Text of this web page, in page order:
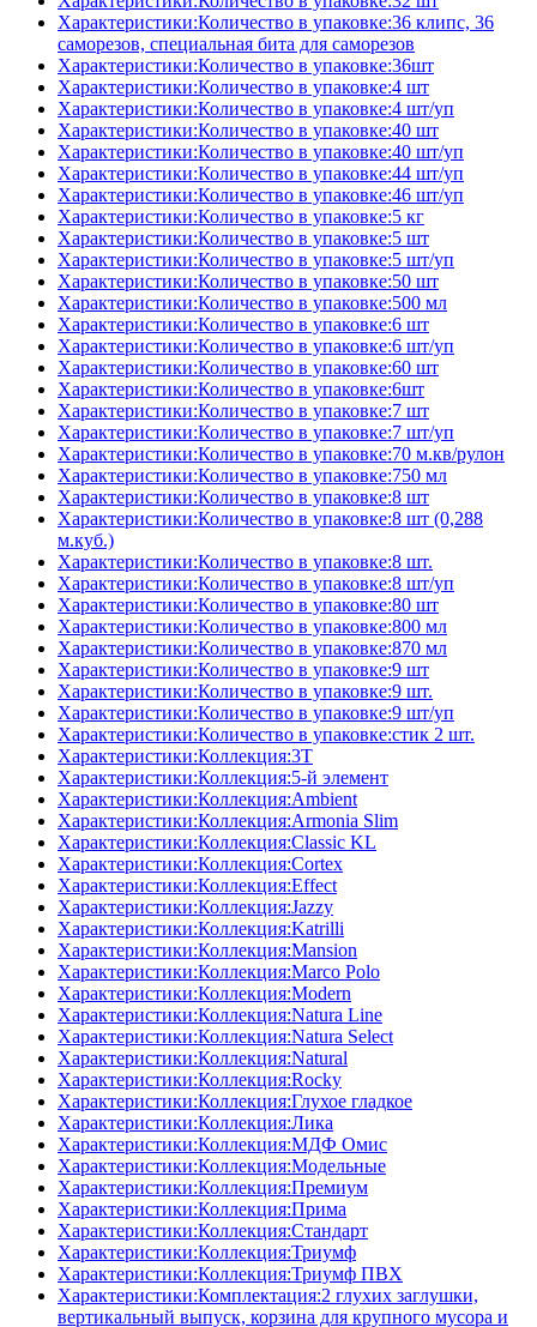
Характеристики:Количество в упаковке:36 клипс, 36
саморезов, специальная бита для саморезов
Характеристики:Количество в упаковке:36шт
Характеристики:Количество в упаковке:4 шт
Характеристики:Количество в упаковке:4 шт/уп
Характеристики:Количество в упаковке:40 шт
Характеристики:Количество в упаковке:40 шт/уп
Характеристики:Количество в упаковке:44 шт/уп
Характеристики:Количество в упаковке:46 шт/уп
Характеристики:Количество в упаковке:5 кг
Характеристики:Количество в упаковке:5 шт
Характеристики:Количество в упаковке:5 шт/уп
Характеристики:Количество в упаковке:50 шт
Характеристики:Количество в упаковке:500 мл
Характеристики:Количество в упаковке:6 шт
Характеристики:Количество в упаковке:6 шт/уп
Характеристики:Количество в упаковке:60 шт
Характеристики:Количество в упаковке:6шт
Характеристики:Количество в упаковке:7 шт
Характеристики:Количество в упаковке:7 шт/уп
Характеристики:Количество в упаковке:70 м.кв/рулон
Характеристики:Количество в упаковке:750 мл
Характеристики:Количество в упаковке:8 шт
Характеристики:Количество в упаковке:8 шт (0,288
м.куб.)
Характеристики:Количество в упаковке:8 шт.
Характеристики:Количество в упаковке:8 шт/уп
Характеристики:Количество в упаковке:80 шт
Характеристики:Количество в упаковке:800 мл
Характеристики:Количество в упаковке:870 мл
Характеристики:Количество в упаковке:9 шт
Характеристики:Количество в упаковке:9 шт.
Характеристики:Количество в упаковке:9 шт/уп
Характеристики:Количество в упаковке:стик 2 шт.
Характеристики:Коллекция:3T
Характеристики:Коллекция:5-й элемент
Характеристики:Коллекция:Ambient
Характеристики:Коллекция:Armonia Slim
Характеристики:Коллекция:Classic KL
Характеристики:Коллекция:Cortex
Характеристики:Коллекция:Effect
Характеристики:Коллекция:Jazzy
Характеристики:Коллекция:Katrilli
Характеристики:Коллекция:Mansion
Характеристики:Коллекция:Marco Polo
Характеристики:Коллекция:Modern
Характеристики:Коллекция:Natura Line
Характеристики:Коллекция:Natura Select
Характеристики:Коллекция:Natural
Характеристики:Коллекция:Rocky
Характеристики:Коллекция:Глухое гладкое
Характеристики:Коллекция:Лика
Характеристики:Коллекция:МДФ Омис
Характеристики:Коллекция:Модельные
Характеристики:Коллекция:Премиум
Характеристики:Коллекция:Прима
Характеристики:Коллекция:Стандарт
Характеристики:Коллекция:Триумф
Характеристики:Коллекция:Триумф ПВХ
Характеристики:Комплектация:2 глухих заглушки,
вертикальный выпуск, корзина для крупного мусора и